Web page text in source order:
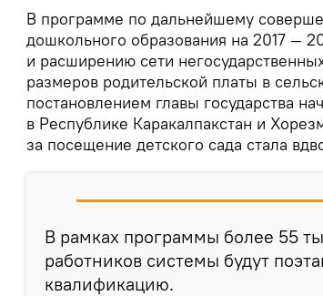
В программе по дальнейшему
дошкольного образования на 2017 —
и расширению сети
размеров родительской платы в
постановлением главы государства
в Республике Каракалпакстан и
за посещение детского сада стала
В рамках программы более 55
работников системы будут
квалификацию.